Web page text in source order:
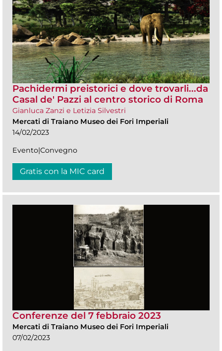
Pachidermi preistorici e dove trovarli...da
Casal de' Pazzi al centro storico di Roma
Gianluca Zanzi e Letizia Silvestri
Mercati di Traiano Museo dei Fori Imperiali
14/02/2023
Evento|Convegno
Gratis con la MIC card
Conferenze del 7 febbraio 2023
Mercati di Traiano Museo dei Fori Imperiali
07/02/2023